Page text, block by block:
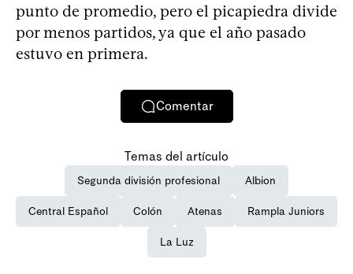
punto de promedio, pero el picapiedra divide
por menos partidos, ya que el año pasado
estuvo en primera.
Comentar
Temas del artículo
Segunda división profesional Albion
Central Español Colón Atenas Rampla Juniors
La Luz